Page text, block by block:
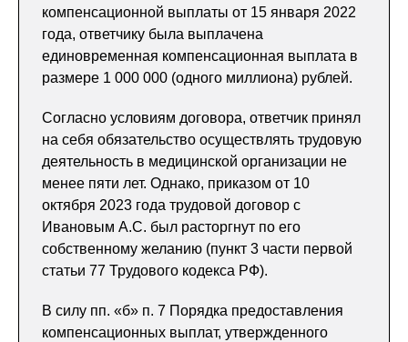
компенсационной выплаты от 15 января 2022
года, ответчику была выплачена
единовременная компенсационная выплата в
размере 1 000 000 (одного миллиона) рублей.
Согласно условиям договора, ответчик принял
на себя обязательство осуществлять трудовую
деятельность в медицинской организации не
менее пяти лет. Однако, приказом от 10
октября 2023 года трудовой договор с
Ивановым А.С. был расторгнут по его
собственному желанию (пункт 3 части первой
статьи 77 Трудового кодекса РФ).
В силу пп. «б» п. 7 Порядка предоставления
компенсационных выплат, утвержденного